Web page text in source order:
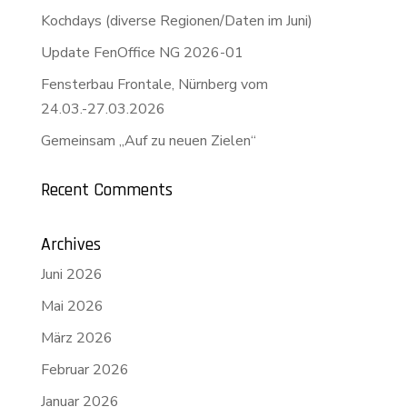
Kochdays (diverse Regionen/Daten im Juni)
Update FenOffice NG 2026-01
Fensterbau Frontale, Nürnberg vom
24.03.-27.03.2026
Gemeinsam „Auf zu neuen Zielen“
Recent Comments
Archives
Juni 2026
Mai 2026
März 2026
Februar 2026
Januar 2026